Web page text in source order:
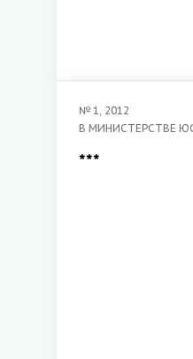
№ 1, 2012
В МИНИСТЕРСТВЕ
***